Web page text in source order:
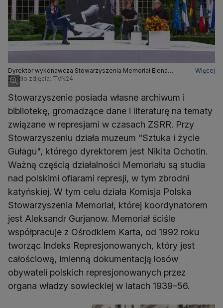
Dyrektor wykonawcza Stowarzyszenia Memoriał Elena
Żemkowa oraz członkini zarządu Aleksandra Poliwanowa
Więcej
Źródło zdjęcia: TVN24
Stowarzyszenie posiada własne archiwum i
bibliotekę, gromadzące dane i literaturę na tematy
związane w represjami w czasach ZSRR. Przy
Stowarzyszeniu działa muzeum "Sztuka i życie
Gułagu", którego dyrektorem jest Nikita Ochotin.
Ważną częścią działalności Memoriału są studia
nad polskimi ofiarami represji, w tym zbrodni
katyńskiej. W tym celu działa Komisja Polska
Stowarzyszenia Memoriał, której koordynatorem
jest Aleksandr Gurjanow. Memoriał ściśle
współpracuje z Ośrodkiem Karta, od 1992 roku
tworząc Indeks Represjonowanych, który jest
całościową, imienną dokumentacją losów
obywateli polskich represjonowanych przez
organa władzy sowieckiej w latach 1939–56.